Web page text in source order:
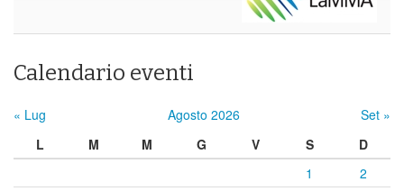
Calendario eventi
« Lug Agosto 2026
Set »
L
M M G V S
D
1
2